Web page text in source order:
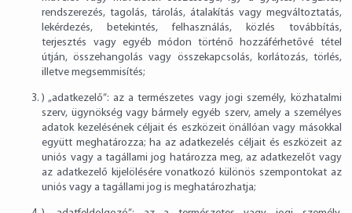
rendszerezés, tagolás, tárolás, átalakítás vagy megváltoztatás,
lekérdezés, betekintés, felhasználás, közlés továbbítás,
terjesztés vagy egyéb módon történő hozzáférhetővé tétel
útján, összehangolás vagy összekapcsolás, korlátozás, törlés,
illetve megsemmisítés;
) „adatkezelő”: az a természetes vagy jogi személy, közhatalmi
szerv, ügynökség vagy bármely egyéb szerv, amely a személyes
adatok kezelésének céljait és eszközeit önállóan vagy másokkal
együtt meghatározza; ha az adatkezelés céljait és eszközeit az
uniós vagy a tagállami jog határozza meg, az adatkezelőt vagy
az adatkezelő kijelölésére vonatkozó különös szempontokat az
uniós vagy a tagállami jog is meghatározhatja;